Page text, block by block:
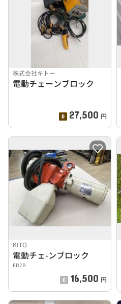
株式会社キトー
電動チェーンブロック
27,500 円
KITO
電動チェ-ンブロック
ED2B
16,500 円